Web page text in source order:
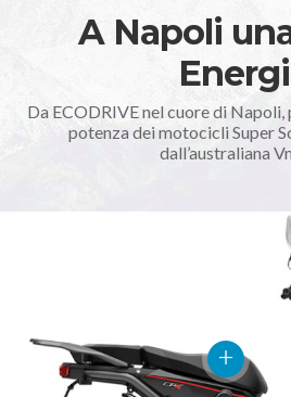
A Napoli
Da ECODRIVE nel cuore di
potenza dei motocicli Super
dall’australiana